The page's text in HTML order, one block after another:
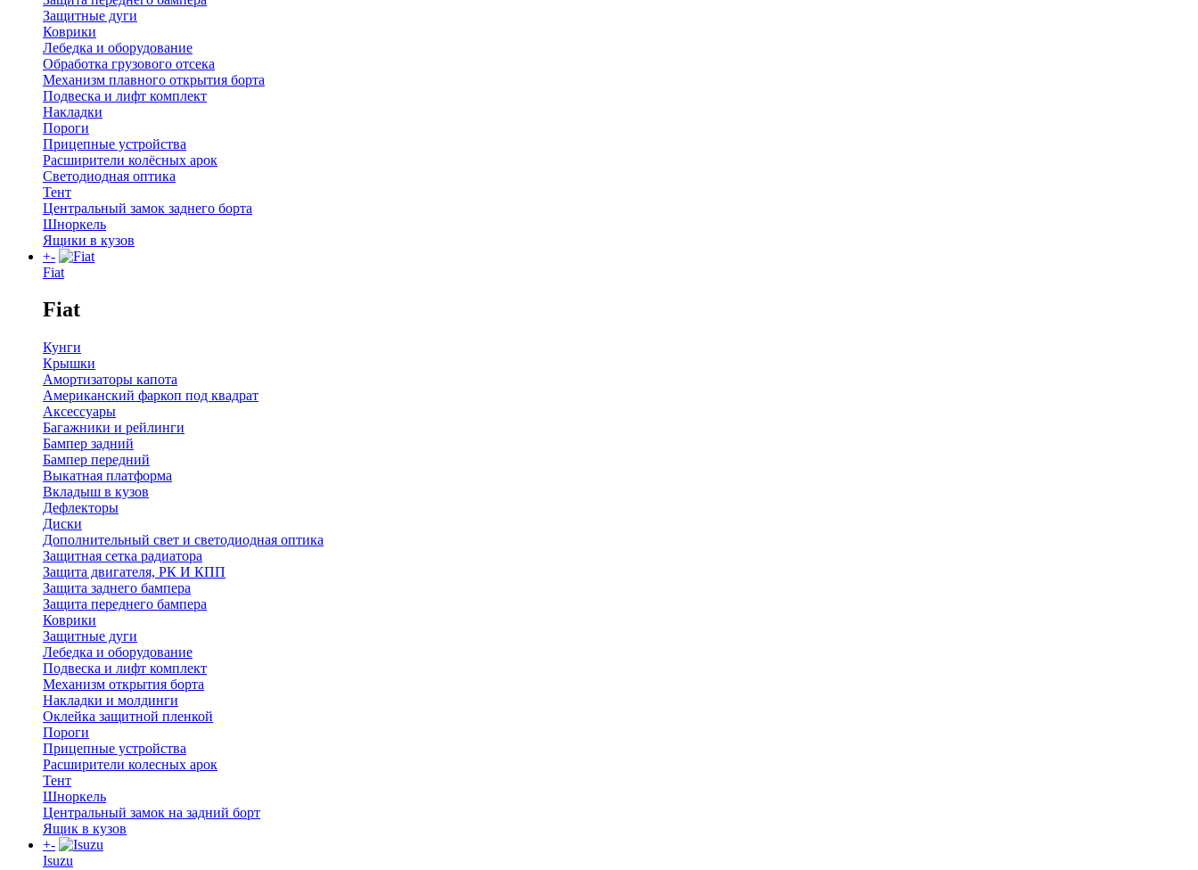
Защитные дуги
Коврики
Лебедка и оборудование
Обработка грузового отсека
Механизм плавного открытия борта
Подвеска и лифт комплект
Накладки
Пороги
Прицепные устройства
Расширители колёсных арок
Светодиодная оптика
Тент
Центральный замок заднего борта
Шноркель
Ящики в кузов
+-
Fiat
Fiat
Кунги
Крышки
Амортизаторы капота
Американский фаркоп под квадрат
Аксессуары
Багажники и рейлинги
Бампер задний
Бампер передний
Выкатная платформа
Вкладыш в кузов
Дефлекторы
Диски
Дополнительный свет и светодиодная оптика
Защитная сетка радиатора
Защита двигателя, РК И КПП
Защита заднего бампера
Защита переднего бампера
Коврики
Защитные дуги
Лебедка и оборудование
Подвеска и лифт комплект
Механизм открытия борта
Накладки и молдинги
Оклейка защитной пленкой
Пороги
Прицепные устройства
Расширители колесных арок
Тент
Шноркель
Центральный замок на задний борт
Ящик в кузов
+-
Isuzu